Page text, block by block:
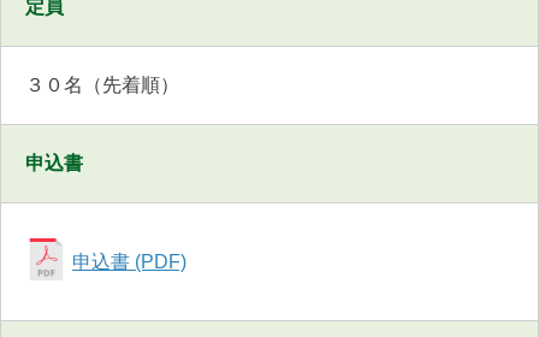
定員
３０名（先着順）
申込書
申込書 (PDF)